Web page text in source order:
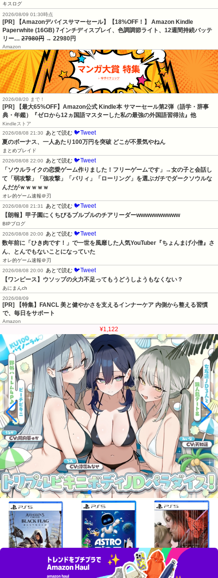
キスログ
2026/08/09 01:30時点
[PR] 【Amazonデバイスサマーセール】【18%OFF！】 Amazon Kindle
Paperwhite (16GB) 7インチディスプレイ、色調調節ライト、12週間持続バッテ
リー… 27980円 → 22980円
Amazon
2026/08/20 まで！
[PR]
【最大65%OFF】Amazon公式 Kindle本 サマーセール第2弾（語学・辞事
典・年鑑）『ゼロから12ヵ国語マスターした私の最強の外国語習得法』他
Kindleストア
2026/08/08 21:30
あとで読む 🐦Tweet
夏のボーナス、一人あたり100万円を突破 どこが不景気やねん
まとめブレイド
2026/08/08 22:00
あとで読む 🐦Tweet
「ソウルライクの恋愛ゲーム作りました！フリーゲームです」→女の子と会話し
て「弱攻撃」「強攻撃」「パリィ」「ローリング」を選ぶガチでダークソウルな
んだがｗｗｗｗｗ
オレ的ゲーム速報＠刃
2026/08/08 21:31
あとで読む 🐦Tweet
【朗報】甲子園にくちびるプルプルのチアリーダーwwwwwwwwww
BIPブログ
2026/08/08 20:00
あとで読む 🐦Tweet
数年前に「ひき肉です！」で一世を風靡した人気YouTuber『ちょんまげ小僧』さ
ん、とんでもないことになっていた
オレ的ゲーム速報＠刃
2026/08/08 20:00
あとで読む 🐦Tweet
【ワンピース】ウソップの火力不足ってもうどうしようもなくない？
あにまんch
2026/08/09
[PR] 【特集】FANCL 美と健やかさを支えるインナーケア 内側から整える習慣
で、毎日をサポート
Amazon
¥1,122